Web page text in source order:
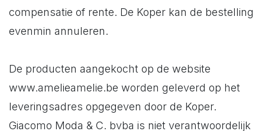
compensatie of rente. De Koper kan de bestelling
evenmin annuleren.
De producten aangekocht op de website
www.amelieamelie.be worden geleverd op het
leveringsadres opgegeven door de Koper.
Giacomo Moda & C. bvba is niet verantwoordelijk